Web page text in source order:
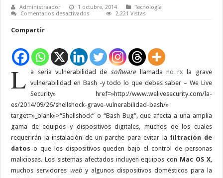
Administraador 1 octubre, 2014
Tecnología
Comentarios desactivados
OS
X,
servidores
web,
y
otros
dispositivos
2,221 Vistas
Compartir
L a seria vulnerabilidad desoftwarellamada no rx la grave
vulnerabilidad en Bash -y todo lo que debes saber – We Live
Security» href=»http://www.welivesecurity.com/la-
es/2014/09/26/shellshock-grave-vulnerabilidad-bash/»
target=»_blank»>“Shellshock” o “Bash Bug”, que afecta a una amplia
gama de equipos y dispositivos digitales, muchos de los cuales
requerirán la instalación de un parche para evitar la filtración de
datos o que los dispositivos queden bajo el control de personas
maliciosas. Los sistemas afectados incluyen equipos con Mac OS X,
muchos servidores web y algunos dispositivos domésticos para la